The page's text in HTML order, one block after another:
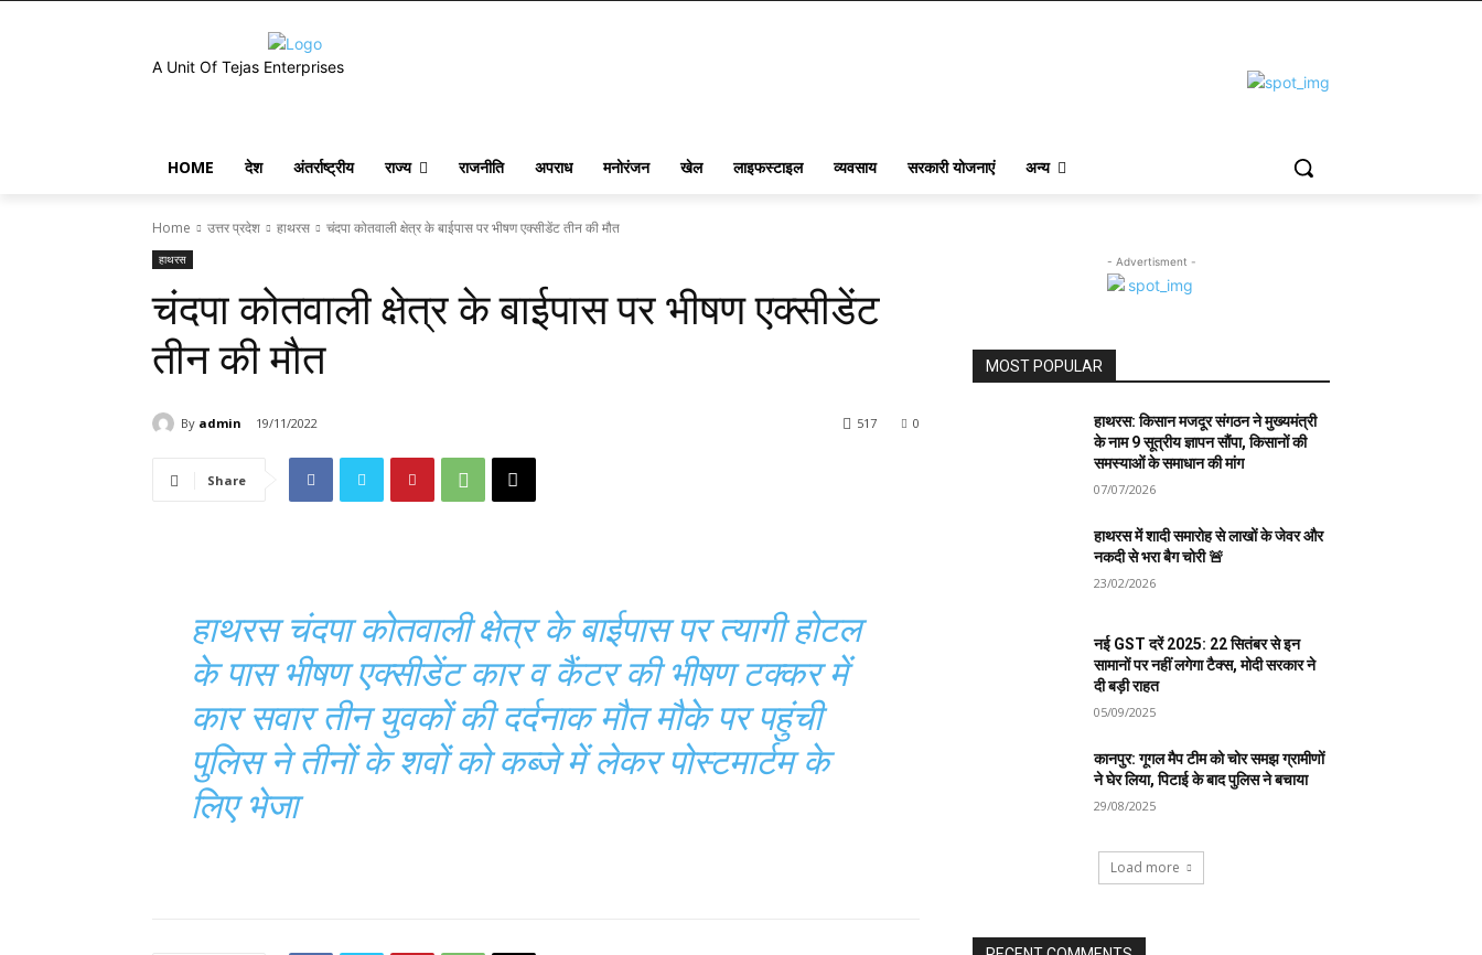
A Unit Of Tejas Enterprises
HOME देश अंतर्राष्ट्रीय राज्य राजनीति अपराध मनोरंजन खेल लाइफस्टाइल व्यवसाय सरकारी योजनाएं अन्य
Home उत्तर प्रदेश हाथरस चंदपा कोतवाली क्षेत्र के बाईपास पर भीषण एक्सीडेंट तीन की मौत
हाथरस
चंदपा कोतवाली क्षेत्र के बाईपास पर भीषण एक्सीडेंट
तीन की मौत
By admin 19/11/2022 0
517
Share
हाथरस चंदपा कोतवाली क्षेत्र के बाईपास पर त्यागी होटल
के पास भीषण एक्सीडेंट कार व कैंटर की भीषण टक्कर में
कार सवार तीन युवकों की दर्दनाक मौत मौके पर पहुंची
पुलिस ने तीनों के शवों को कब्जे में लेकर पोस्टमार्टम के
लिए भेजा
- Advertisment -
MOST POPULAR
हाथरस: किसान मजदूर संगठन ने मुख्यमंत्री
के नाम 9 सूत्रीय ज्ञापन सौंपा, किसानों की
समस्याओं के समाधान की मांग
07/07/2026
हाथरस में शादी समारोह से लाखों के जेवर और
नकदी से भरा बैग चोरी 🚨
23/02/2026
नई GST दरें 2025: 22 सितंबर से इन
सामानों पर नहीं लगेगा टैक्स, मोदी सरकार ने
दी बड़ी राहत
05/09/2025
कानपुर: गूगल मैप टीम को चोर समझ ग्रामीणों
ने घेर लिया, पिटाई के बाद पुलिस ने बचाया
29/08/2025
Load more